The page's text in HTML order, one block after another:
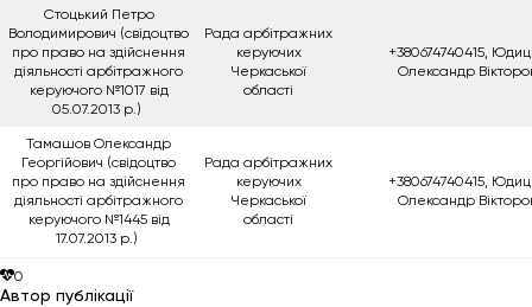
Стоцький Петро
Володимирович (свідоцтво
про право на здійснення
діяльності арбітражного
керуючого №1017 від
05.07.2013 р.)
Рада арбітражних
керуючих
Черкаської
області
+380674740415,
Олександр
Тамашов Олександр
Георгійович (свідоцтво
про право на здійснення
діяльності арбітражного
керуючого №1445 від
17.07.2013 р.)
Рада арбітражних
керуючих
Черкаської
області
+380674740415,
Олександр
0
Автор публікації